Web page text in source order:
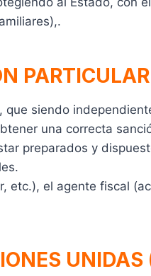
siendo
una correcta
preparados y
etc.), el agente fiscal